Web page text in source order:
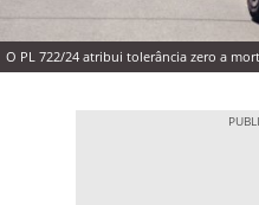
O PL 722/24 atribui tolerância zero a